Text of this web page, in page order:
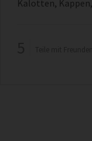
Kalotten, Kappen,